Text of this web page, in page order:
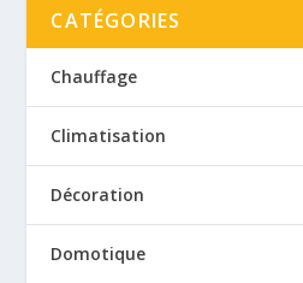
CATÉGORIES
Chauffage
Climatisation
Décoration
Domotique